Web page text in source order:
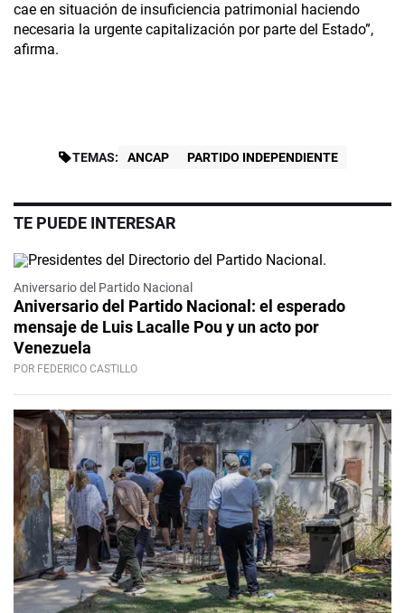
cae en situación de insuficiencia patrimonial haciendo
necesaria la urgente capitalización por parte del Estado”,
afirma.
TEMAS: ANCAP PARTIDO INDEPENDIENTE
TE PUEDE INTERESAR
Aniversario del Partido Nacional
Aniversario del Partido Nacional: el esperado
mensaje de Luis Lacalle Pou y un acto por
Venezuela
POR FEDERICO CASTILLO